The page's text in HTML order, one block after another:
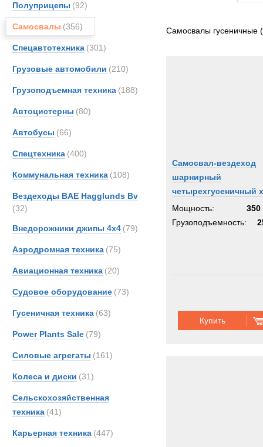
Полуприцепы (92)
Самосвалы (356)
Спецавтотехника (301)
Грузовые автомобили (210)
Грузоподъемная техника (188)
Автоцистерны (80)
Автобусы (66)
Спецтехника (400)
Коммунальная техника (108)
Вездеходы BAE Hagglunds Bv
(32)
Внедорожники джипы 4х4 (79)
Аэродромная техника (75)
Авиационная техника (20)
Судовое оборудование (73)
Гусеничная техника (63)
Power Plants Sale (79)
Силовые агрегаты (161)
Колеса и диски (31)
Сельскохозяйственная
техника (41)
Карьерная техника (447)
Самосвалы гусеничные
Самосвал-вездеход
шарнирный
четырехгусеничный
Мощность:
350
Грузоподъемность:
Купить